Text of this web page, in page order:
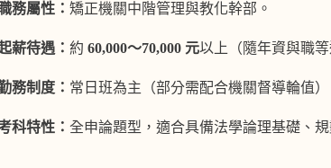
務屬性： 矯正機關中階管理與教化幹部。
薪待遇： 約 60,000～70,000 元以上（隨年資與職等
務制度： 常日班為主（部分需配合機關督導輪值
科特性： 全申論題型，適合具備法學論理基礎、